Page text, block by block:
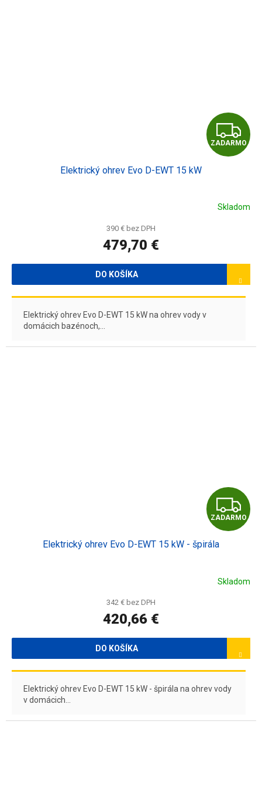
Z
A
A
O
ZADARMO
Elektrický ohrev Evo D-EWT 15 kW
Skladom
390 € bez DPH
479,70 €
DO KOŠÍKA
Elektrický ohrev Evo D-EWT 15 kW na ohrev vody v
domácich bazénoch,...
Z
A
A
O
ZADARMO
Elektrický ohrev Evo D-EWT 15 kW - špirála
Skladom
342 € bez DPH
420,66 €
DO KOŠÍKA
Elektrický ohrev Evo D-EWT 15 kW - špirála na ohrev vody
v domácich...